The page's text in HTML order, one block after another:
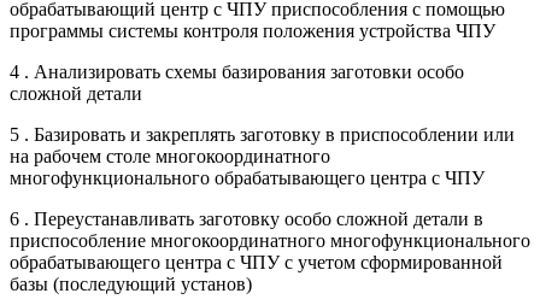
обрабатывающий центр с ЧПУ приспособления с помощью
программы системы контроля положения устройства ЧПУ
4 . Анализировать схемы базирования заготовки особо
сложной детали
5 . Базировать и закреплять заготовку в приспособлении или
на рабочем столе многокоординатного
многофункционального обрабатывающего центра с ЧПУ
6 . Переустанавливать заготовку особо сложной детали в
приспособление многокоординатного многофункционального
обрабатывающего центра с ЧПУ с учетом сформированной
базы (последующий установ)